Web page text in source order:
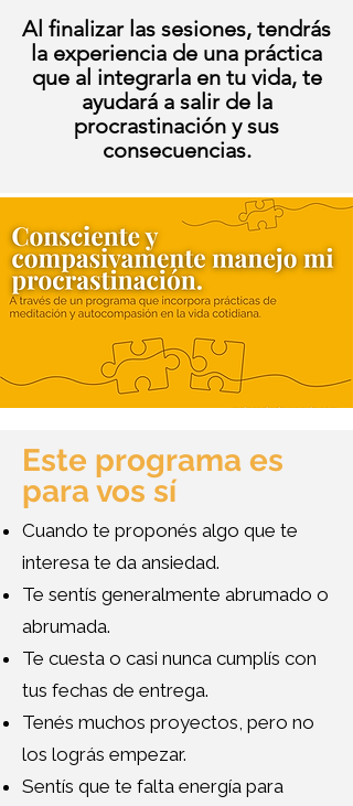
Al finalizar las sesiones, tendrás
la experiencia de una práctica
que al integrarla en tu vida, te
ayudará a salir de la
procrastinación y sus
consecuencias.
Este programa es
para vos sí
Cuando te proponés algo que te
interesa te da ansiedad.
Te sentís generalmente abrumado o
abrumada.
Te cuesta o casi nunca cumplís con
tus fechas de entrega.
Tenés muchos proyectos, pero no
los lográs empezar.
Sentís que te falta energía para